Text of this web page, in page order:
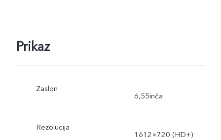
Prikaz
Zaslon
6,55inča
Rezolucija
1612×720 (HD+)